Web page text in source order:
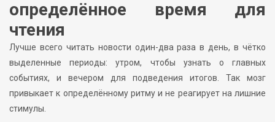
определённое время для
чтения
Лучше всего читать новости один-два раза в день, в чётко
выделенные периоды: утром, чтобы узнать о главных
событиях, и вечером для подведения итогов. Так мозг
привыкает к определённому ритму и не реагирует на лишние
стимулы.